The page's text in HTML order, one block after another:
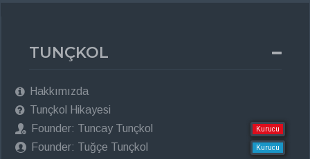
TUNÇKOL
Hakkımızda
Tunçkol Hikayesi
Founder: Tuncay Tunçkol
Kurucu
Founder: Tuğçe Tunçkol Kurucu